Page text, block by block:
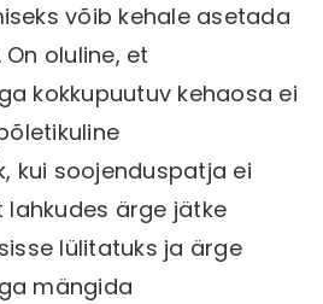
võib kehale asetada
oluline, et
kokkupuutuv kehaosa ei
kui soojenduspatja ei
lahkudes ärge jätke
lülitatuks ja ärge
mängida